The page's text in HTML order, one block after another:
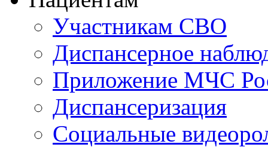
Участникам СВО
Диспансерное
Приложение МЧС
Диспансеризация
Социальные